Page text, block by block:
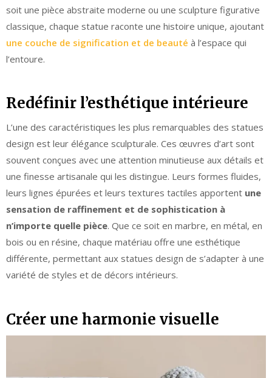
soit une pièce abstraite moderne ou une sculpture figurative
classique, chaque statue raconte une histoire unique, ajoutant
une couche de signification et de beauté à l’espace qui
l’entoure.
Redéfinir l’esthétique intérieure
L’une des caractéristiques les plus remarquables des statues
design est leur élégance sculpturale. Ces œuvres d’art sont
souvent conçues avec une attention minutieuse aux détails et
une finesse artisanale qui les distingue. Leurs formes fluides,
leurs lignes épurées et leurs textures tactiles apportent une
sensation de raffinement et de sophistication à
n’importe quelle pièce. Que ce soit en marbre, en métal, en
bois ou en résine, chaque matériau offre une esthétique
différente, permettant aux statues design de s’adapter à une
variété de styles et de décors intérieurs.
Créer une harmonie visuelle